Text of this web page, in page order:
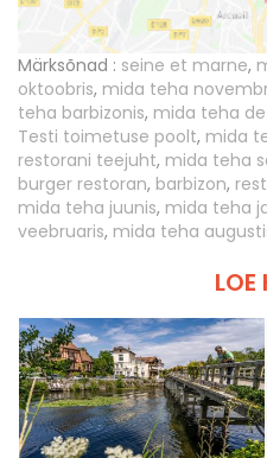
Märksõnad : seine et marne,
oktoobris, mida teha
teha barbizonis, mida teha
Testi toimetuse poolt, mida
restorani teejuht, mida teha
burger restoran, barbizon,
mida teha juunis, mida teha
veebruaris, mida teha
LOE